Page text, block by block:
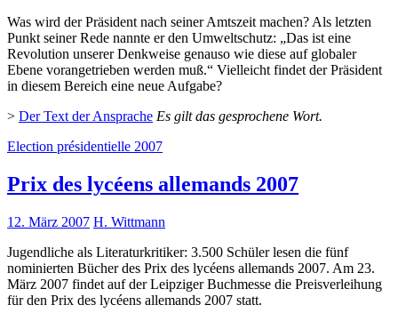
Was wird der Präsident nach seiner Amtszeit machen? Als letzten
Punkt seiner Rede nannte er den Umweltschutz: „Das ist eine
Revolution unserer Denkweise genauso wie diese auf globaler
Ebene vorangetrieben werden muß.“ Vielleicht findet der Präsident
in diesem Bereich eine neue Aufgabe?
> Der Text der Ansprache Es gilt das gesprochene Wort.
Election présidentielle 2007
Prix des lycéens allemands 2007
12. März 2007 H. Wittmann
Jugendliche als Literaturkritiker: 3.500 Schüler lesen die fünf
nominierten Bücher des Prix des lycéens allemands 2007. Am 23.
März 2007 findet auf der Leipziger Buchmesse die Preisverleihung
für den Prix des lycéens allemands 2007 statt.